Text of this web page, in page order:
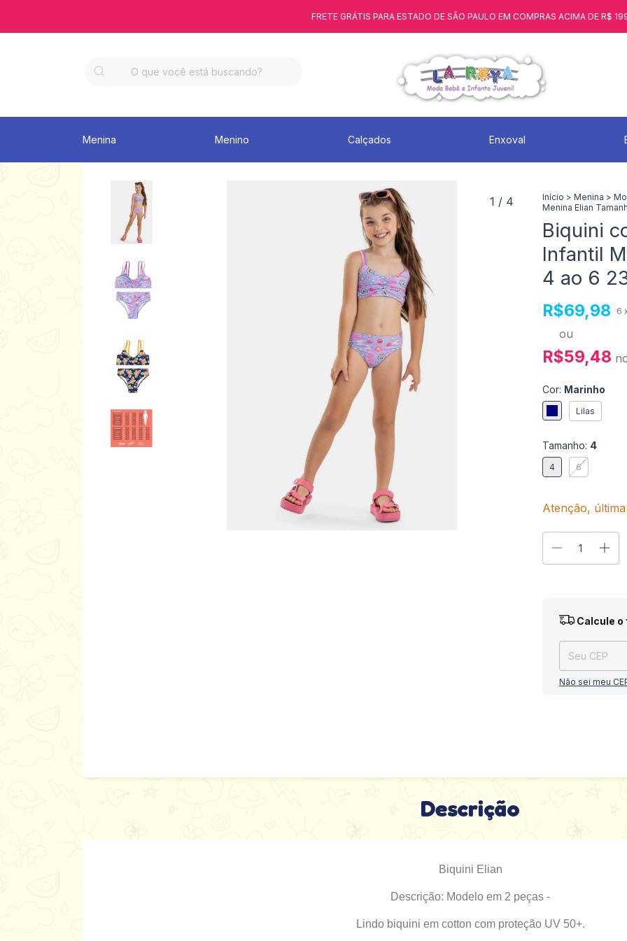
FRETE GRÁTIS PARA ESTADO DE SÃO PAULO EM COMPRAS ACIMA DE R$
Menina Menino Calçados Enxoval
1 / 4 Início > Menina >
Menina Elian
Biquini
Infantil
4 ao 6
R$69,98 6
ou
R$59,48
Cor: Marinho
Lilas
Tamanho: 4
4 6
Atenção,
Entregas para o
Calcule o
Não sei meu
Descrição
Biquini Elian
Descrição: Modelo em 2 peças -
Lindo biquini em cotton com proteção UV 50+.